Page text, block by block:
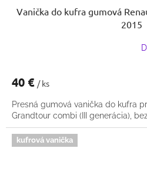
Vanička do kufra gumová
2015
40 € / ks
Presná gumová vanička do kufra
Grandtour combi (III generácia),
kufrová vanička